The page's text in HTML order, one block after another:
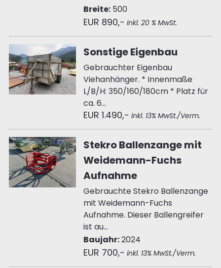
Breite:500
EUR 890,- inkl. 20 % MwSt.
Sonstige Eigenbau
Gebrauchter Eigenbau
Viehanhänger. * Innenmaße
L/B/H: 350/160/180cm * Platz für
ca. 6...
EUR 1.490,- inkl. 13% MwSt./Verm.
Stekro Ballenzange mit
Weidemann-Fuchs
Aufnahme
Gebrauchte Stekro Ballenzange
mit Weidemann-Fuchs
Aufnahme. Dieser Ballengreifer
ist au...
Baujahr:2024
EUR 700,- inkl. 13% MwSt./Verm.